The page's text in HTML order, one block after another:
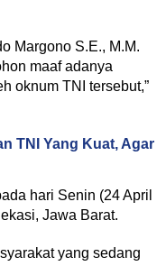
Margono S.E., M.M.
maaf adanya
oknum TNI tersebut,”
TNI Yang Kuat, Agar
hari Senin (24 April
Jawa Barat.
yang sedang